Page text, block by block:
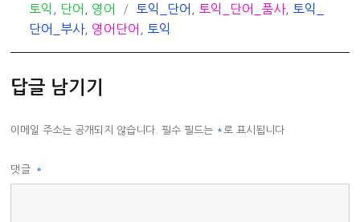
카
테
토익 단어 영어
태
그
토익_단어 토익_단어_품사,
토익_
단어_부사, 영어단어 토익
답글 남기기
이메일 주소는 공개되지 않습니다. 필수 필드는 *로 표시됩니다
댓글 *